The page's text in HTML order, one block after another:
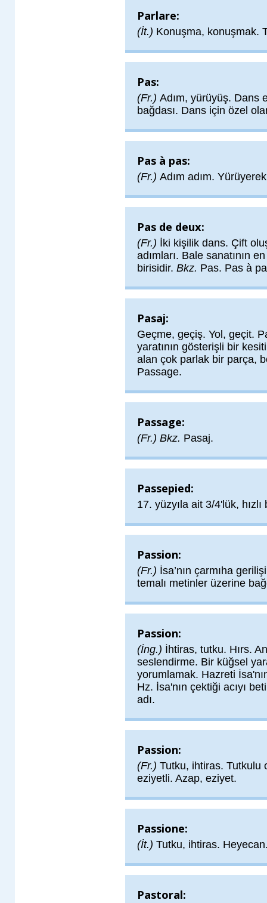
Parlare:
(İt.) Konuşma, konuşmak.
Pas:
(Fr.) Adım, yürüyüş. Dans
bağdası. Dans için özel
Pas à pas:
(Fr.) Adım adım.
Pas de deux:
(Fr.) İki kişilik dans. Çift
adımları. Bale sanatının
birisidir. Bkz. Pas. Pas à
Pasaj:
Geçme, geçiş. Yol, geçit.
yaratının gösterişli bir
alan çok parlak bir parça,
Passage.
Passage:
(Fr.) Bkz. Pasaj.
Passepied:
17. yüzyıla ait 3/4'lük, hızlı
Passion:
(Fr.) İsa’nın çarmıha
temalı metinler üzerine
Passion:
(İng.) İhtiras, tutku. Hırs.
seslendirme. Bir küğsel
yorumlamak. Hazreti
Hz. İsa'nın çektiği acıyı
adı.
Passion:
(Fr.) Tutku, ihtiras. Tutkulu
eziyetli. Azap, eziyet.
Passione:
(İt.) Tutku, ihtiras.
Pastoral: